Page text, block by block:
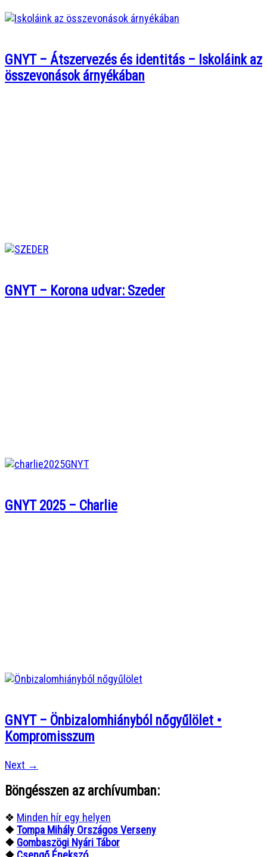
GNYT – Átszervezés és identitás – Iskoláink az
összevonások árnyékában
GNYT – Korona udvar: Szeder
GNYT 2025 – Charlie
GNYT – Önbizalomhiányból nőgyűlölet •
Kompromisszum
Posts
Next →
Böngésszen az archívumban:
❖ Minden hír egy helyen
❖Tompa Mihály Országos Verseny
❖ Gombaszögi Nyári Tábor